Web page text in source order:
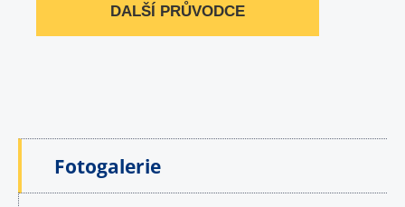
DALŠÍ PRŮVODCE
Fotogalerie